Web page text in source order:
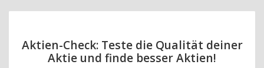
Aktien-Check: Teste die Qualität deiner
Aktie und finde besser Aktien!